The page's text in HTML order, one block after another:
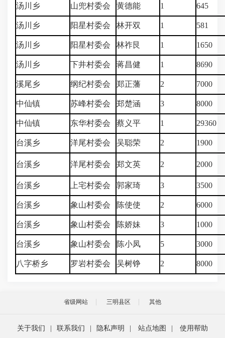
汤川乡 山兜村委会 黄德能 1 645
汤川乡 阳星村委会 林开双 1 581
汤川乡 阳星村委会 林祚艮 1 1650
汤川乡 下井村委会 蒋昌健 1 8690
溪尾乡 纲纪村委会 郑正藩 2 7000
中仙镇 苏峰村委会 郑楚涵 3 8000
中仙镇 东华村委会 蔡义平 1 29360
台溪乡 洋尾村委会 吴聪荣 2 1900
台溪乡 洋尾村委会 郑文英 2 2000
台溪乡 上宅村委会 郭家琦 3 3500
台溪乡 象山村委会 陈使使 2 6000
台溪乡 象山村委会 陈娇妹 3 1000
台溪乡 象山村委会 陈小凤 5 3000
八字桥乡 罗岩村委会 吴树铮 2 8000
省级网站 三明县区 其他
关于我们 联系我们 隐私声明 站点地图
使用帮助